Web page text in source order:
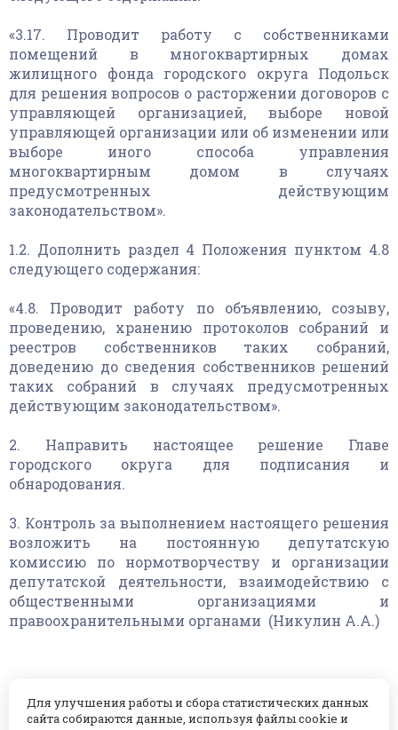
«3.17. Проводит работу с собственниками
помещений в многоквартирных домах
жилищного фонда городского округа Подольск
для решения вопросов о расторжении договоров с
управляющей организацией, выборе новой
управляющей организации или об изменении или
выборе иного способа управления
многоквартирным домом в случаях
предусмотренных действующим
законодательством».
1.2. Дополнить раздел 4 Положения пунктом 4.8
следующего содержания:
«4.8. Проводит работу по объявлению, созыву,
проведению, хранению протоколов собраний и
реестров собственников таких собраний,
доведению до сведения собственников решений
таких собраний в случаях предусмотренных
действующим законодательством».
2. Направить настоящее решение Главе
городского округа для подписания и
обнародования.
3. Контроль за выполнением настоящего решения
возложить на постоянную депутатскую
комиссию по нормотворчеству и организации
депутатской деятельности, взаимодействию с
общественными организациями и
правоохранительными органами (Никулин А.А.)
Председатель Совета депутатов
городского округа Подольск
Для улучшения работы и сбора статистических данных
сайта собираются данные, используя файлы cookie и